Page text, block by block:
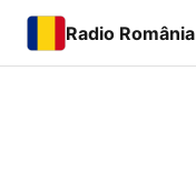
Radio România